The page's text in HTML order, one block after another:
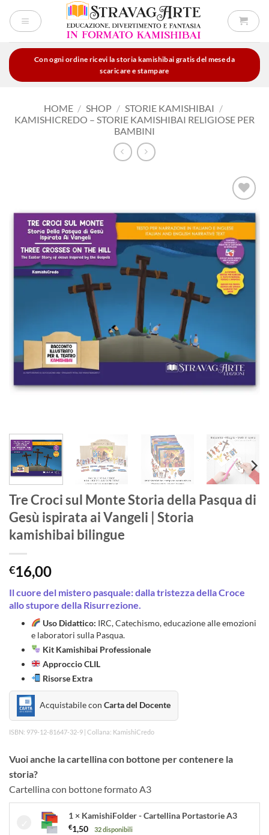
Con ogni ordine ricevi la storia kamishibai gratis del mese da
scaricare e stampare
HOME / SHOP / STORIE KAMISHIBAI /
KAMISHICREDO – STORIE KAMISHIBAI RELIGIOSE PER
BAMBINI
Aggiungi
alla lista
dei
desideri
Tre Croci sul Monte Storia della Pasqua di
Gesù ispirata ai Vangeli | Storia
kamishibai bilingue
€16,00
Il cuore del mistero pasquale: dalla tristezza della Croce
allo stupore della Risurrezione.
Uso Didattico: IRC, Catechismo, educazione alle emozioni
e laboratori sulla Pasqua.
Kit Kamishibai Professionale
Approccio CLIL
Risorse Extra
Acquistabile con Carta del Docente
ISBN: 979-12-81647-32-9 | Collana: KamishiCredo
Vuoi anche la cartellina con bottone per contenere la
storia?
Cartellina con bottone formato A3
1 × KamishiFolder - Cartellina Portastorie A3
€1,50 32 disponibili